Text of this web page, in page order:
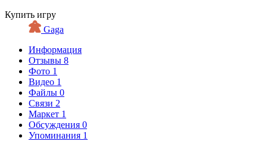
Купить игру
Gaga
Информация
Отзывы 8
Фото 1
Видео 1
Файлы 0
Связи 2
Маркет 1
Обсуждения 0
Упоминания 1